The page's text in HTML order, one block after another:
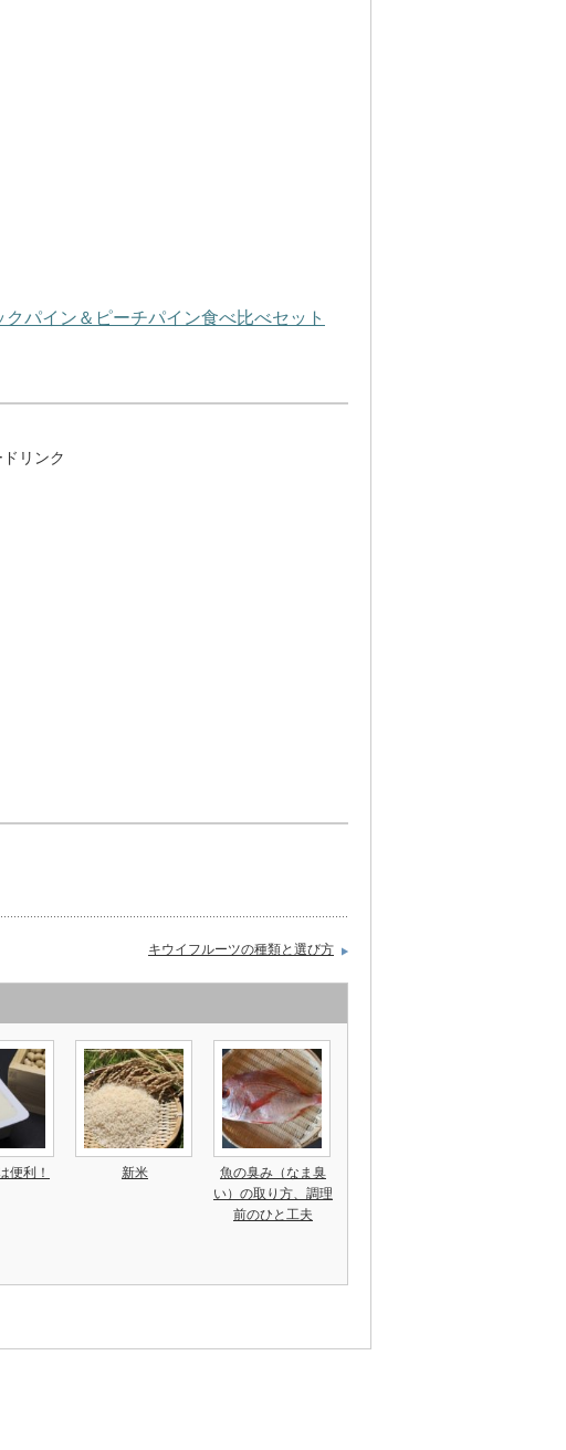
パイン＆ピーチパイン食べ比べセット
リンク
キウイフルーツの種類と選び方
便利！ 新米
魚の臭み（なま臭
い）の取り方、調理
前のひと工夫